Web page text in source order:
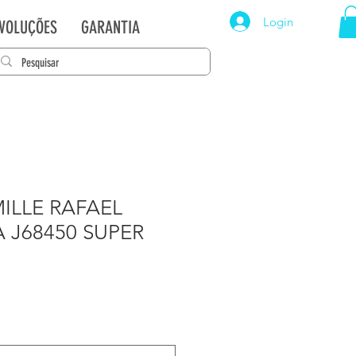
GARANTIA Login
RAFAEL
J68450 SUPER